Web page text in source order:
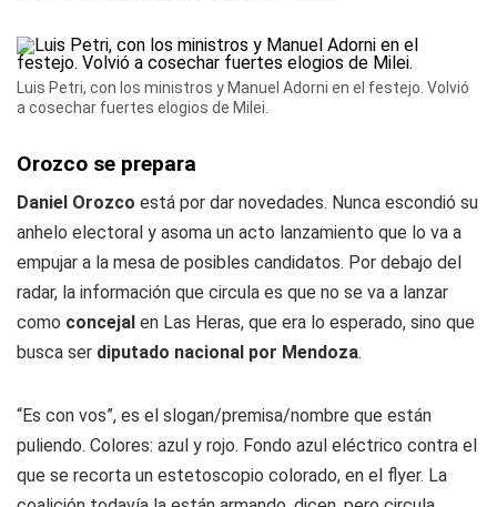
Luis Petri, con los ministros y Manuel Adorni en el festejo. Volvió
a cosechar fuertes elogios de Milei.
Orozco se prepara
Daniel Orozco está por dar novedades. Nunca escondió su
anhelo electoral y asoma un acto lanzamiento que lo va a
empujar a la mesa de posibles candidatos. Por debajo del
radar, la información que circula es que no se va a lanzar
como concejal en Las Heras, que era lo esperado, sino que
busca ser diputado nacional por Mendoza.
“Es con vos”, es el slogan/premisa/nombre que están
puliendo. Colores: azul y rojo. Fondo azul eléctrico contra el
que se recorta un estetoscopio colorado, en el flyer. La